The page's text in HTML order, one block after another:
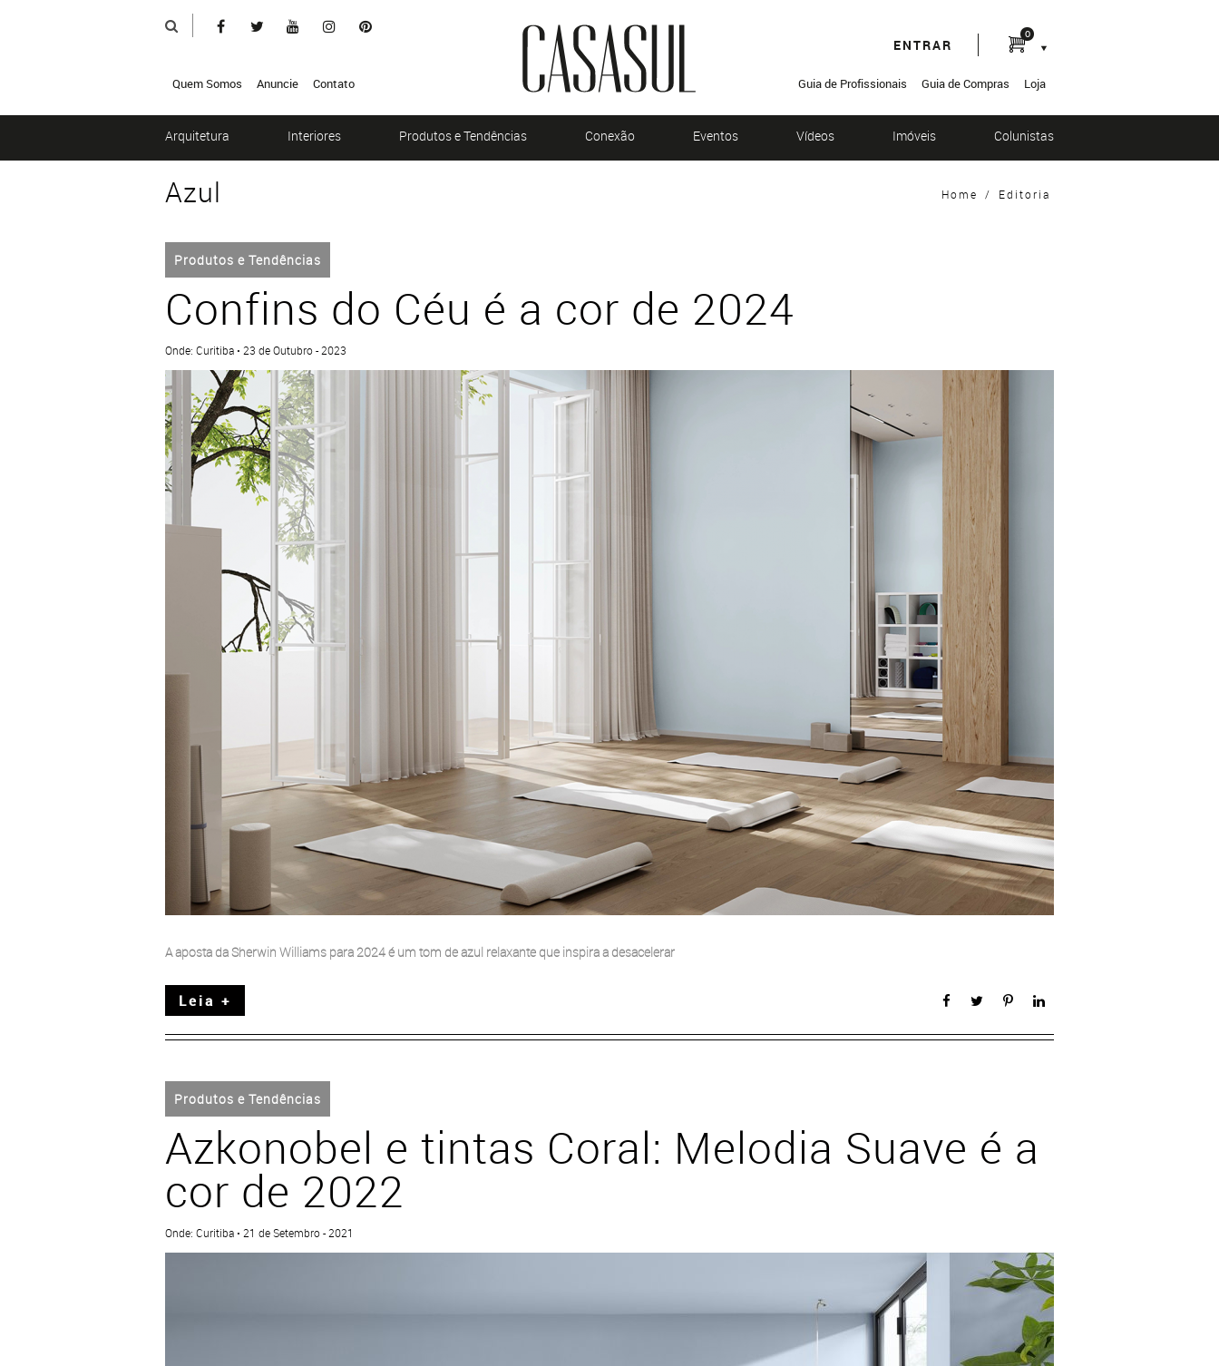
0
ENTRAR
Quem Somos Anuncie Contato Guia de Profissionais Guia de Compras Loja
Arquitetura Interiores Produtos e Tendências Conexão Eventos Vídeos Imóveis Colunistas
Home / Editoria
Azul
Produtos e Tendências
Confins do Céu é a cor de 2024
Onde: Curitiba • 23 de Outubro - 2023
A aposta da Sherwin Williams para 2024 é um tom de azul relaxante que inspira a desacelerar
Leia +
Produtos e Tendências
Azkonobel e tintas Coral: Melodia Suave é a
cor de 2022
Onde: Curitiba • 21 de Setembro - 2021